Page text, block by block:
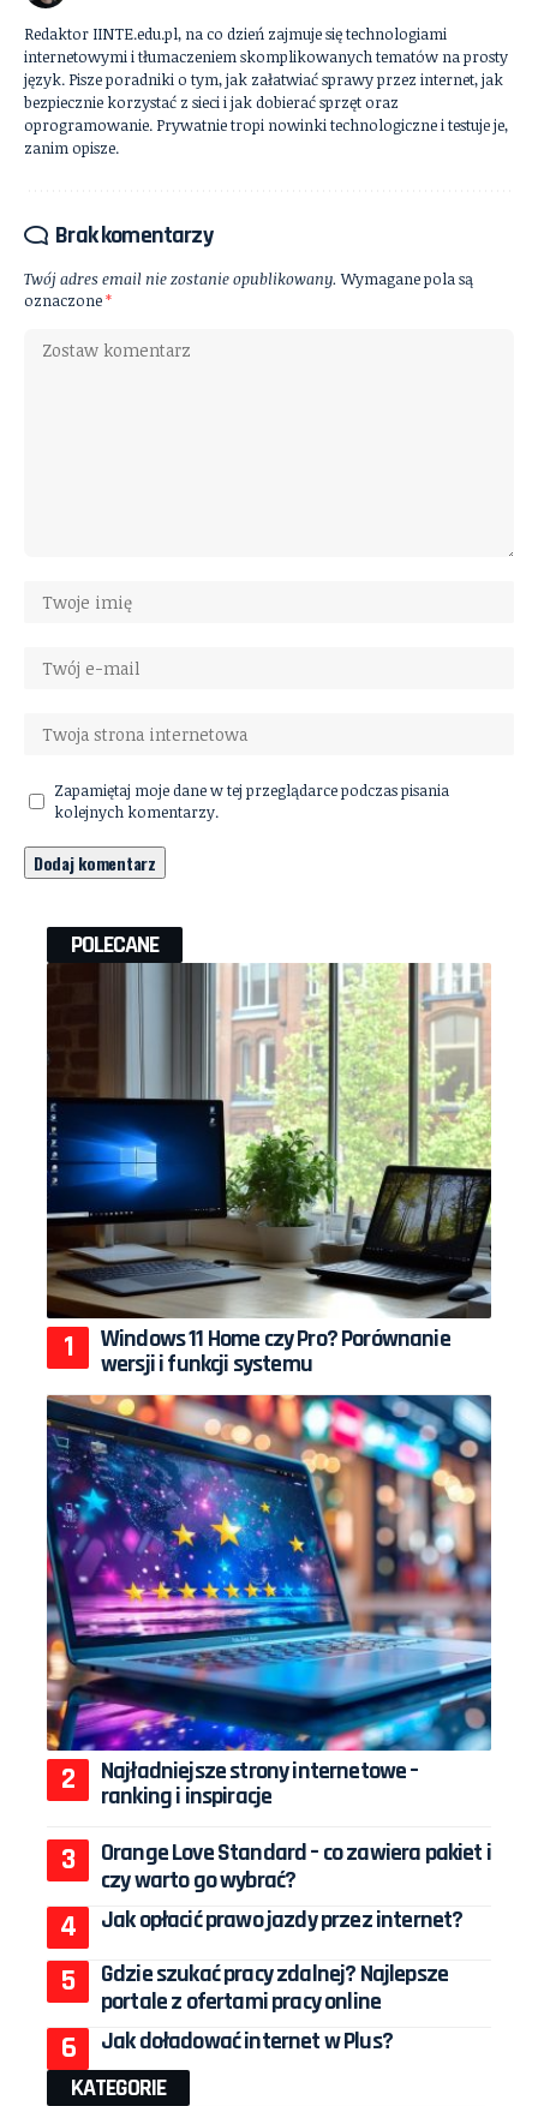
Redaktor IINTE.edu.pl, na co dzień zajmuje się technologiami
internetowymi i tłumaczeniem skomplikowanych tematów na prosty
język. Pisze poradniki o tym, jak załatwiać sprawy przez internet, jak
bezpiecznie korzystać z sieci i jak dobierać sprzęt oraz
oprogramowanie. Prywatnie tropi nowinki technologiczne i testuje je,
zanim opisze.
Brak komentarzy
Twój adres email nie zostanie opublikowany. Wymagane pola są
oznaczone*
Zapamiętaj moje dane w tej przeglądarce podczas pisania
kolejnych komentarzy.
POLECANE
Windows 11 Home czy Pro? Porównanie
wersji i funkcji systemu
Najładniejsze strony internetowe –
ranking i inspiracje
Orange Love Standard – co zawiera pakiet i
czy warto go wybrać?
Jak opłacić prawo jazdy przez internet?
Gdzie szukać pracy zdalnej? Najlepsze
portale z ofertami pracy online
Jak doładować internet w Plus?
KATEGORIE